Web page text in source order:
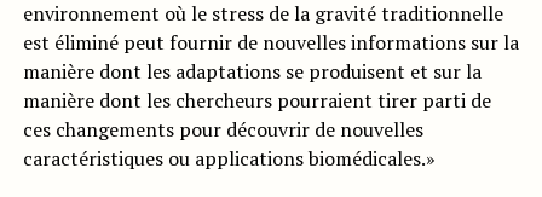
environnement où le stress de la gravité traditionnelle
est éliminé peut fournir de nouvelles informations sur la
manière dont les adaptations se produisent et sur la
manière dont les chercheurs pourraient tirer parti de
ces changements pour découvrir de nouvelles
caractéristiques ou applications biomédicales.»